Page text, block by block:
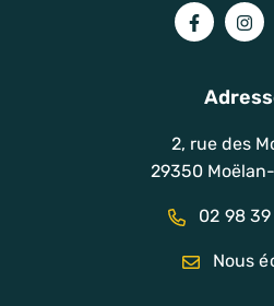
Lien vers
2, rue des
29350
02 98
Nous